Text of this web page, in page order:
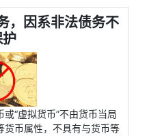
，因系非法债务不
护
“虚拟货币”不由货币当局
货币属性，不具有与货币等